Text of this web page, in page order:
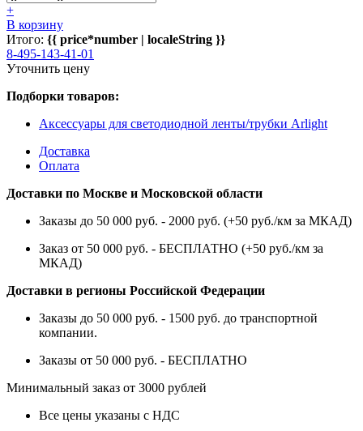
+
В корзину
Итого: {{ price*number | localeString }}
8-495-143-41-01
Уточнить цену
Подборки товаров:
Аксессуары для светодиодной ленты/трубки Arlight
Доставка
Оплата
Доставки по Москве и Московской области
Заказы до 50 000 руб. - 2000 руб. (+50 руб./км за МКАД)
Заказ от 50 000 руб. - БЕСПЛАТНО (+50 руб./км за
МКАД)
Доставки в регионы Российской Федерации
Заказы до 50 000 руб. - 1500 руб. до транспортной
компании.
Заказы от 50 000 руб. - БЕСПЛАТНО
Минимальный заказ от 3000 рублей
Все цены указаны с НДС